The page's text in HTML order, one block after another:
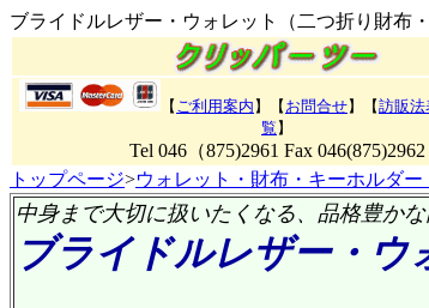
ブライドルレザー・ウォレット（二つ折り財布
【 ご利用案内 】【 お問合せ】【訪販法
覧 】
Tel 046（875)2961 Fax 046(875)2962
トップページ>ウォレット・財布・キーホルダー
中身まで大切に扱いたくなる、品格豊かな
ブライドルレザー・ウ